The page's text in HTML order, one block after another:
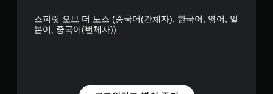
스피릿 오브 더 노스 (중국어(간체자), 한국어, 영어, 일
본어, 중국어(번체자))